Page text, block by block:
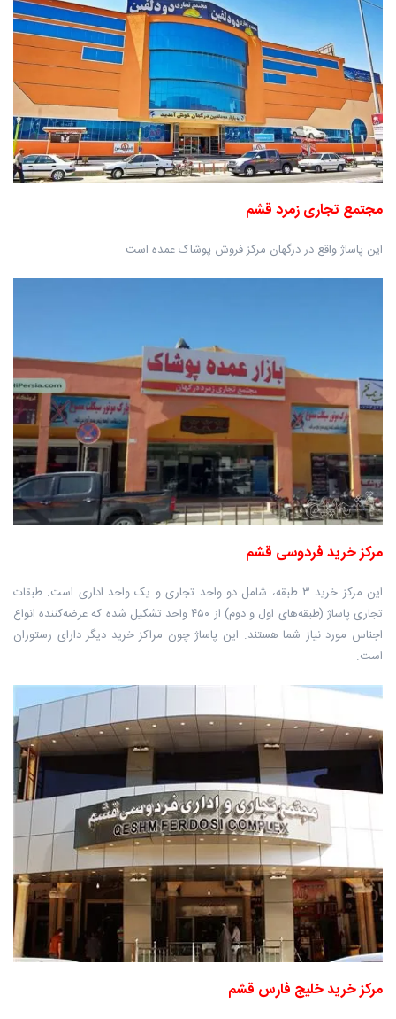
مجتمع تجاری زمرد قشم
این پاساژ واقع در درگهان مرکز فروش پوشاک عمده است.
مرکز خرید فردوسی قشم
این مرکز خرید ۳ طبقه، شامل دو واحد تجاری و یک واحد اداری است. طبقات
تجاری پاساژ (طبقه‌های اول و دوم) از ۴۵۰ واحد تشکیل شده که عرضه‌کننده انواع
اجناس مورد نیاز شما هستند. این پاساژ چون مراکز خرید دیگر دارای رستوران
است.
مرکز خرید خلیج فارس قشم